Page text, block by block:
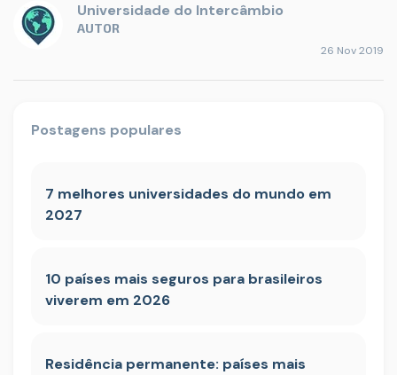
Universidade do Intercâmbio
AUTOR
26 Nov 2019
Postagens populares
7 melhores universidades do mundo em
2027
10 países mais seguros para brasileiros
viverem em 2026
Residência permanente: países mais